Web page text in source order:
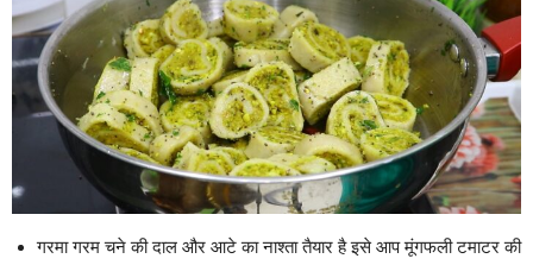
गरमा गरम चने की दाल और आटे का नाश्ता तैयार है इसे आप मूंगफली टमाटर की